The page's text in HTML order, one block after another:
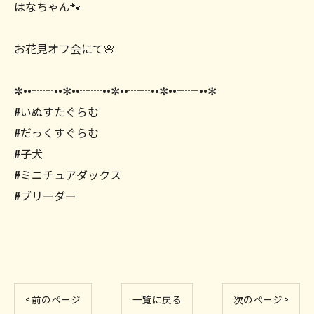
はなちゃん🐾
お花見オフ会にて🌸
✼••┈┈••✼••┈┈••✼••┈┈••✼••┈┈••✼
#いぬすたぐらむ
#だっくすぐらむ
#子犬
#ミニチュアダックス
#ブリーダー
< 前のページ 一覧に戻る 次のページ >